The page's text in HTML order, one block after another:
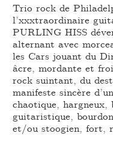
Trio rock de
l’xxxtraordinaire
PURLING HISS
alternant avec
les Cars jouant du
âcre, mordante et
rock suintant, du
manifeste sincère
chaotique, hargneux,
guitaristique,
et/ou stoogien, fort,